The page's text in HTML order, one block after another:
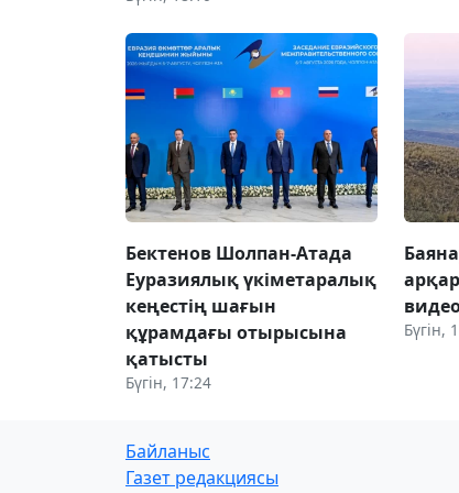
Бектенов Шолпан-Атада
Еуразиялық үкіметаралық
кеңестің шағын
құрамдағы отырысына
қатысты
Бүгін, 17:24
Бүгін,
Байланыс
Газет редакциясы